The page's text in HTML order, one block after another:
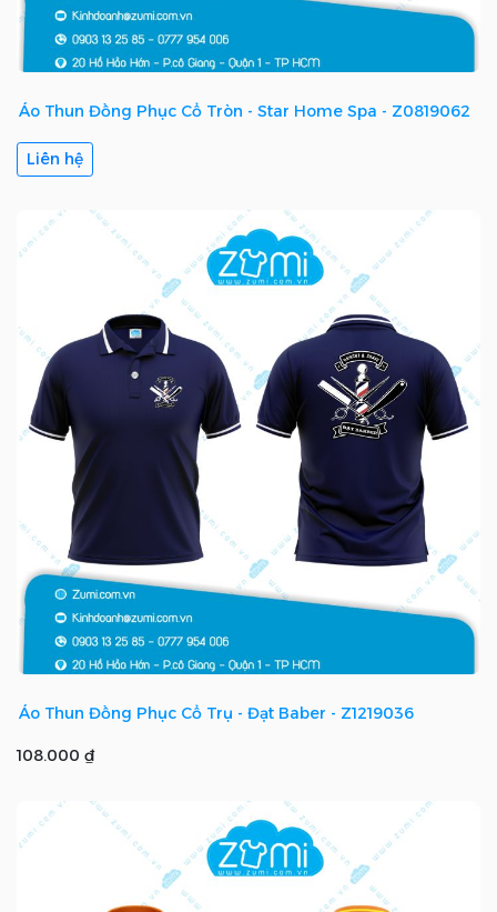
Áo Thun Đồng Phục Cổ Tròn - Star Home Spa - Z0819062
Liên hệ
Áo Thun Đồng Phục Cổ Trụ - Đạt Baber - Z1219036
108.000 ₫